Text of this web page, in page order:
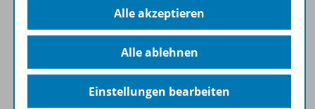
Produktinformationen
Beschreibung
Alle akzeptieren
Alle ablehnen
Einstellungen bearbeiten